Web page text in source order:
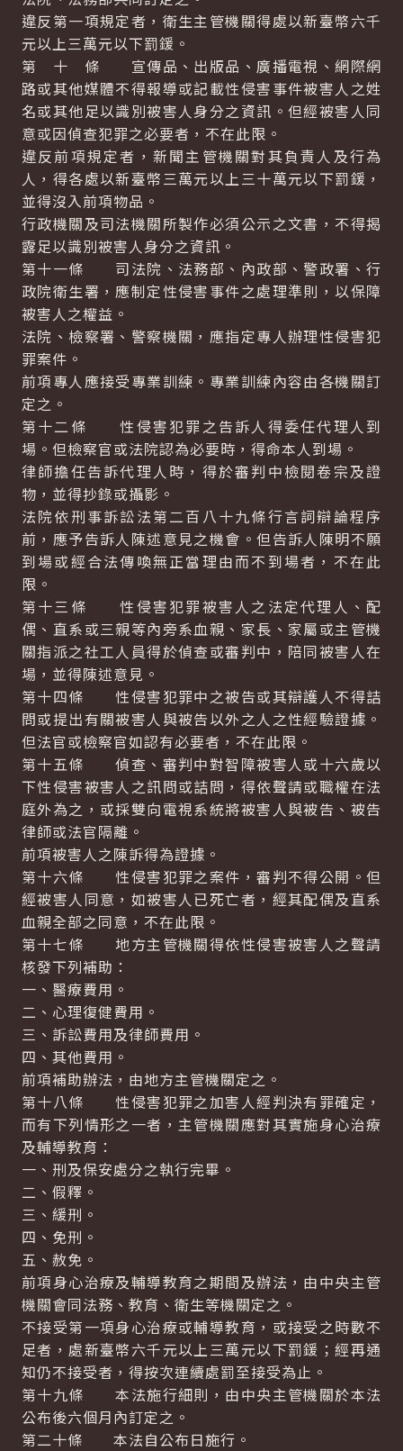
違反第一項規定者，衛生主管機關得處以新臺幣六千
元以上三萬元以下罰鍰。
第 十 條 宣傳品、出版品、廣播電視、網際網
路或其他媒體不得報導或記載性侵害事件被害人之姓
名或其他足以識別被害人身分之資訊。但經被害人同
意或因偵查犯罪之必要者，不在此限。
違反前項規定者，新聞主管機關對其負責人及行為
人，得各處以新臺幣三萬元以上三十萬元以下罰鍰，
並得沒入前項物品。
行政機關及司法機關所製作必須公示之文書，不得揭
露足以識別被害人身分之資訊。
第十一條 司法院、法務部、內政部、警政署、行
政院衛生署，應制定性侵害事件之處理準則，以保障
被害人之權益。
法院、檢察署、警察機關，應指定專人辦理性侵害犯
罪案件。
前項專人應接受專業訓練。專業訓練內容由各機關訂
定之。
第十二條 性侵害犯罪之告訴人得委任代理人到
場。但檢察官或法院認為必要時，得命本人到場。
律師擔任告訴代理人時，得於審判中檢閱卷宗及證
物，並得抄錄或攝影。
法院依刑事訴訟法第二百八十九條行言詞辯論程序
前，應予告訴人陳述意見之機會。但告訴人陳明不願
到場或經合法傳喚無正當理由而不到場者，不在此
限。
第十三條 性侵害犯罪被害人之法定代理人、配
偶、直系或三親等內旁系血親、家長、家屬或主管機
關指派之社工人員得於偵查或審判中，陪同被害人在
場，並得陳述意見。
第十四條 性侵害犯罪中之被告或其辯護人不得詰
問或提出有關被害人與被告以外之人之性經驗證據。
但法官或檢察官如認有必要者，不在此限。
第十五條 偵查、審判中對智障被害人或十六歲以
下性侵害被害人之訊問或詰問，得依聲請或職權在法
庭外為之，或採雙向電視系統將被害人與被告、被告
律師或法官隔離。
前項被害人之陳訴得為證據。
第十六條 性侵害犯罪之案件，審判不得公開。但
經被害人同意，如被害人已死亡者，經其配偶及直系
血親全部之同意，不在此限。
第十七條 地方主管機關得依性侵害被害人之聲請
核發下列補助：
一、醫療費用。
二、心理復健費用。
三、訴訟費用及律師費用。
四、其他費用。
前項補助辦法，由地方主管機關定之。
第十八條 性侵害犯罪之加害人經判決有罪確定，
而有下列情形之一者，主管機關應對其實施身心治療
及輔導教育：
一、刑及保安處分之執行完畢。
二、假釋。
三、緩刑。
四、免刑。
五、赦免。
前項身心治療及輔導教育之期間及辦法，由中央主管
機關會同法務、教育、衛生等機關定之。
不接受第一項身心治療或輔導教育，或接受之時數不
足者，處新臺幣六千元以上三萬元以下罰鍰；經再通
知仍不接受者，得按次連續處罰至接受為止。
第十九條 本法施行細則，由中央主管機關於本法
公布後六個月內訂定之。
第二十條 本法自公布日施行。